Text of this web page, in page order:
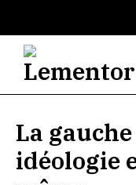
La
idéologie